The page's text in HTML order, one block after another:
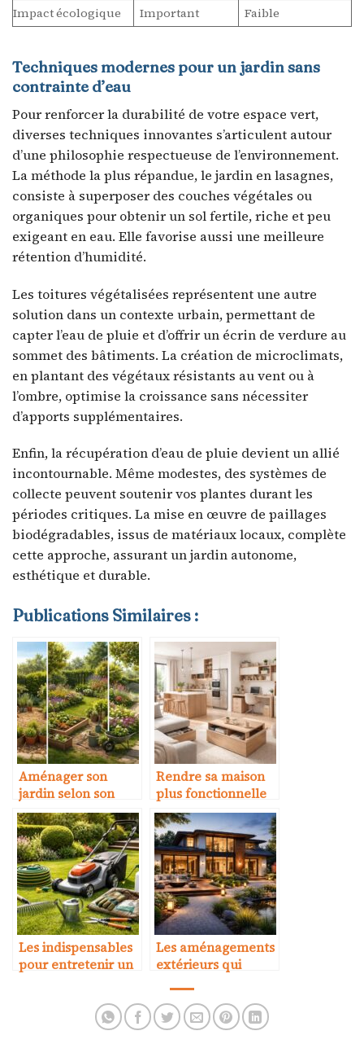
Impact écologique
Important Faible
Techniques modernes pour un jardin sans
contrainte d’eau
Pour renforcer la durabilité de votre espace vert,
diverses techniques innovantes s’articulent autour
d’une philosophie respectueuse de l’environnement.
La méthode la plus répandue, le jardin en lasagnes,
consiste à superposer des couches végétales ou
organiques pour obtenir un sol fertile, riche et peu
exigeant en eau. Elle favorise aussi une meilleure
rétention d’humidité.
Les toitures végétalisées représentent une autre
solution dans un contexte urbain, permettant de
capter l’eau de pluie et d’offrir un écrin de verdure au
sommet des bâtiments. La création de microclimats,
en plantant des végétaux résistants au vent ou à
l’ombre, optimise la croissance sans nécessiter
d’apports supplémentaires.
Enfin, la récupération d’eau de pluie devient un allié
incontournable. Même modestes, des systèmes de
collecte peuvent soutenir vos plantes durant les
périodes critiques. La mise en œuvre de paillages
biodégradables, issus de matériaux locaux, complète
cette approche, assurant un jardin autonome,
esthétique et durable.
Publications Similaires :
Aménager son
jardin selon son
temps disponible
Rendre sa maison
plus fonctionnelle
au quotidien
Les indispensables
pour entretenir un
Les aménagements
extérieurs qui